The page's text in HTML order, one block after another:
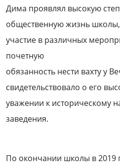
Дима проявлял высокую
общественную жизнь
участие в различных
почетную
обязанность нести вахту у
свидетельствовало о его
уважении к историческому
заведения.
По окончании школы в 2019